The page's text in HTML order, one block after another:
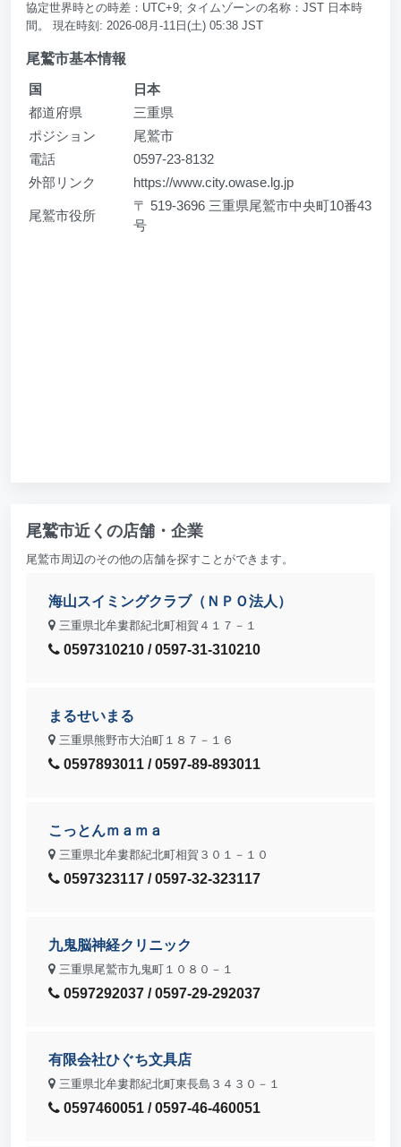
協定世界時との時差：UTC+9; タイムゾーンの名称：JST 日本時
間。 現在時刻: 2026-08月-11日(土) 05:38 JST
尾鷲市基本情報
国
日本
都道府県
三重県
ポジション
尾鷲市
電話
0597-23-8132
外部リンク
https://www.city.owase.lg.jp
尾鷲市役所
〒 519-3696 三重県尾鷲市中央町10番43
号
尾鷲市近くの店舗・企業
尾鷲市周辺のその他の店舗を探すことができます。
海山スイミングクラブ（ＮＰＯ法人）
三重県北牟婁郡紀北町相賀４１７－１
0597310210 / 0597-31-310210
まるせいまる
三重県熊野市大泊町１８７－１６
0597893011 / 0597-89-893011
こっとんｍａｍａ
三重県北牟婁郡紀北町相賀３０１－１０
0597323117 / 0597-32-323117
九鬼脳神経クリニック
三重県尾鷲市九鬼町１０８０－１
0597292037 / 0597-29-292037
有限会社ひぐち文具店
三重県北牟婁郡紀北町東長島３４３０－１
0597460051 / 0597-46-460051